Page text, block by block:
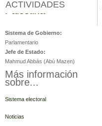
ACTIVIDADES
Palestina
Sistema de Gobierno:
Parlamentario
Jefe de Estado:
Mahmud Abbás (Abú Mazen)
Más información
sobre...
Sistema electoral
Noticias